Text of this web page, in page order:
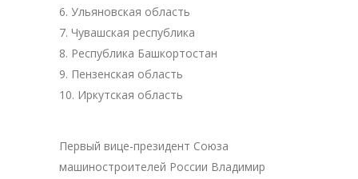
Ульяновская область
Чувашская республика
Республика Башкортостан
Пензенская область
Иркутская область
Первый вице-президент Союза
машиностроителей России Владимир